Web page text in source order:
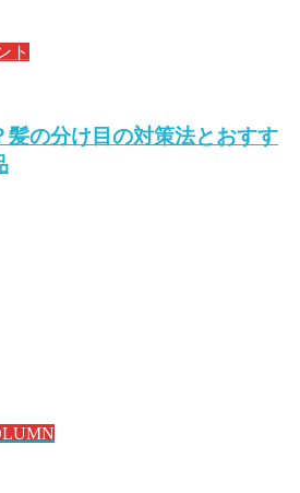
ト
髪の分け目の対策法とおすす